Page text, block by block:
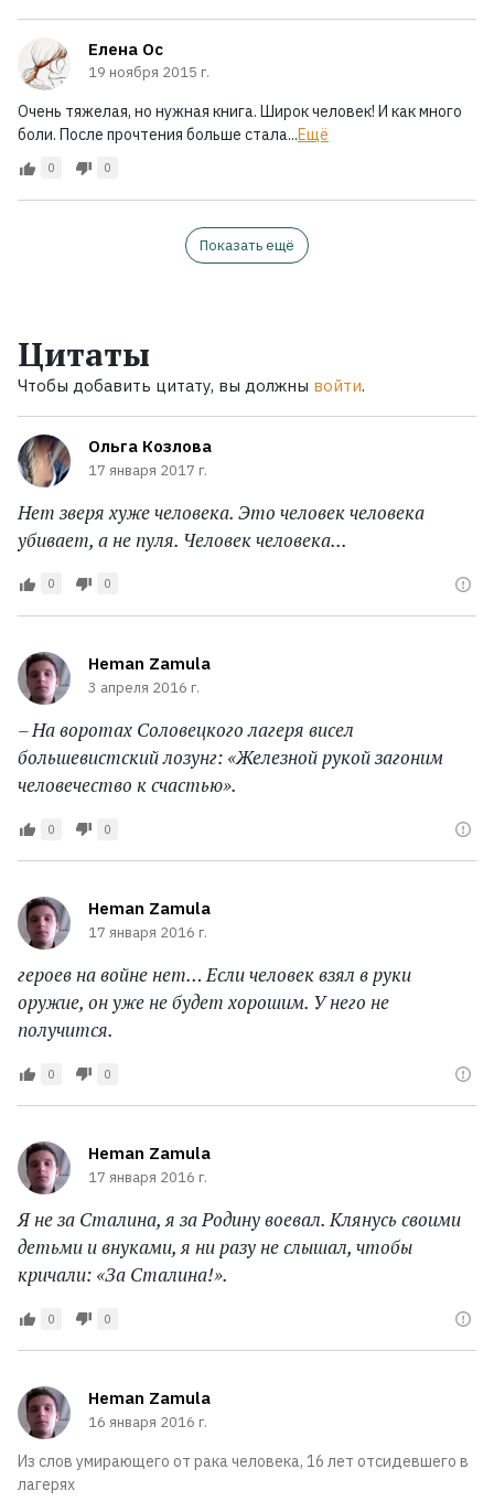
Елена Ос
19 ноября 2015 г.
Очень тяжелая, но нужная книга. Широк человек! И как много
боли. После прочтения больше стала...Ещё
0 0
Показать ещё
Цитаты
Чтобы добавить цитату, вы должны войти.
Ольга Козлова
17 января 2017 г.
Нет зверя хуже человека. Это человек человека
убивает, а не пуля. Человек человека...
0 0
Heman Zamula
3 апреля 2016 г.
– На воротах Соловецкого лагеря висел
большевистский лозунг: «Железной рукой загоним
человечество к счастью».
0 0
Heman Zamula
17 января 2016 г.
героев на войне нет… Если человек взял в руки
оружие, он уже не будет хорошим. У него не
получится.
0 0
Heman Zamula
17 января 2016 г.
Я не за Сталина, я за Родину воевал. Клянусь своими
детьми и внуками, я ни разу не слышал, чтобы
кричали: «За Сталина!».
0 0
Heman Zamula
16 января 2016 г.
Из слов умирающего от рака человека, 16 лет отсидевшего в
лагерях